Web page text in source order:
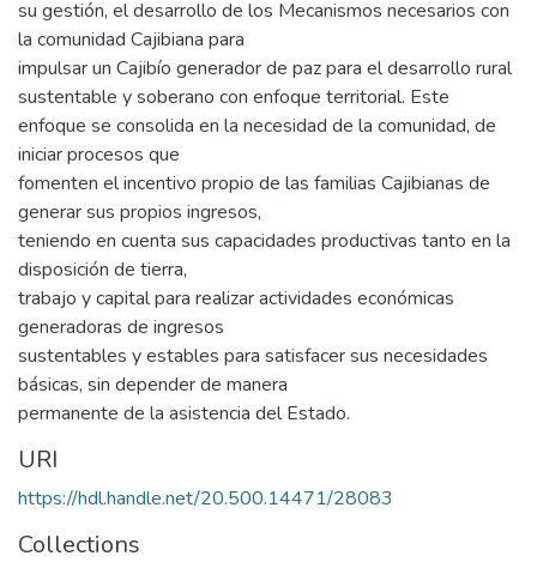
su gestión, el desarrollo de los Mecanismos necesarios con
la comunidad Cajibiana para
impulsar un Cajibío generador de paz para el desarrollo rural
sustentable y soberano con enfoque territorial. Este
enfoque se consolida en la necesidad de la comunidad, de
iniciar procesos que
fomenten el incentivo propio de las familias Cajibianas de
generar sus propios ingresos,
teniendo en cuenta sus capacidades productivas tanto en la
disposición de tierra,
trabajo y capital para realizar actividades económicas
generadoras de ingresos
sustentables y estables para satisfacer sus necesidades
básicas, sin depender de manera
permanente de la asistencia del Estado.
URI
https://hdl.handle.net/20.500.14471/28083
Collections